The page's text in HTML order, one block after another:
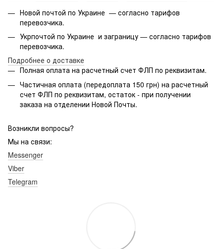
Новой почтой по Украине — согласно тарифов
перевозчика.
Укрпочтой по Украине и заграницу — согласно тарифов
перевозчика.
Подробнее о доставке
Полная оплата на расчетный счет ФЛП по реквизитам.
Частичная оплата (передоплата 150 грн) на расчетный
счет ФЛП по реквизитам, остаток - при получении
заказа на отделении Новой Почты.
Возникли вопросы?
Мы на связи:
Messenger
Viber
Telegram